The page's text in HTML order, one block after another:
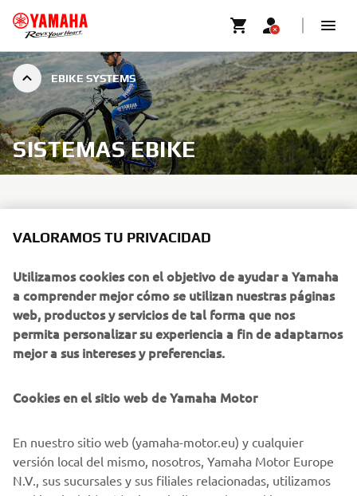
EBIKE SYSTEMS
SISTEMAS EBIKE
Yamaha ha estado desarrollando sistemas de eBike
desde un pionero innovador en tecnología de eBike hasta
convertirse en una de las marcas más establecidas,
experimentadas y respetadas de la industria. Yamaha es
ahora la marca preferida de los fabricantes europeos de
eBike, ofreciendo la gama más avanzada de sistemas de
diseñando una eBike para servir a viajeros inteligentes,
tenemos un sistema de transmisión que mejorará el
disfrute del ciclista en tu eBike y elevará su experiencia a
un nuevo nivel.
VALORAMOS TU PRIVACIDAD
Utilizamos cookies con el objetivo de ayudar a Yamaha
a comprender mejor cómo se utilizan nuestras páginas
web, productos y servicios de tal forma que nos
permita personalizar su experiencia a fin de adaptarnos
mejor a sus intereses y preferencias.
Cookies en el sitio web de Yamaha Motor
En nuestro sitio web (yamaha-motor.eu) y cualquier
versión local del mismo, nosotros, Yamaha Motor Europe
N.V., sus sucursales y sus filiales relacionadas, utilizamos